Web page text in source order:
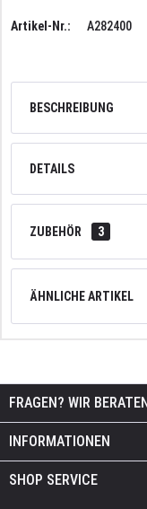
Artikel-Nr.: A282400
BESCHREIBUNG
DETAILS
ZUBEHÖR 3
ÄHNLICHE ARTIKEL
FRAGEN? WIR
INFORMATIONEN
SHOP SERVICE